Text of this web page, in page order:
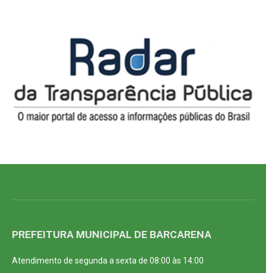
PREFEITURA MUNICIPAL DE BARCARENA
Atendimento de segunda a sexta de 08:00 às 14:00